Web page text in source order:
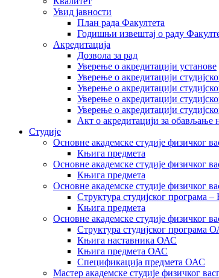
Увид јавности
План рада Факултета
Годишњи извештај о раду
Акредитација
Дозвола за рад
Уверење о акредитацији установе
Уверење о акредитацији
Уверење о акредитацији
Уверење о акредитацији
Уверење о акредитацији
Акт о акредитацији за обављање
Студије
Основне академске студије физичког
Књига предмета
Основне академске студије физичког
Књига предмета
Основне академске студије физичког
Структура студијског програма –
Књига предмета
Основне академске студије физичког
Структура студијског програма
Књига наставника ОАС
Књига предмета ОАС
Спецификација предмета ОАС
Мастер академске студије физичког